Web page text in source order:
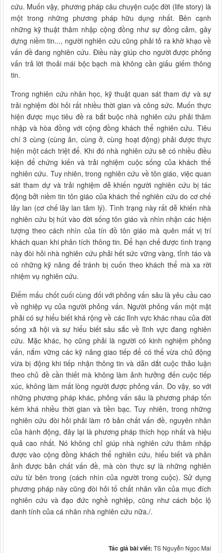
cứu. Muốn vậy, phương pháp câu chuyện cuộc đời (life story) là
một trong những phương pháp hữu dụng nhất. Bên cạnh
những kỹ thuật thâm nhập cộng đồng như sự đồng cảm, gây
dựng niềm tin..., người nghiên cứu cũng phải tỏ ra khờ khạo về
vấn đề đang nghiên cứu. Điều này giúp cho người được phỏng
vấn trả lời thoải mái bộc bạch mà không cần giấu giếm thông
tin.
Trong nghiên cứu nhân học, kỹ thuật quan sát tham dự và sự
trải nghiệm đòi hỏi rất nhiều thời gian và công sức. Muốn thực
hiện được mục tiêu đề ra bắt buộc nhà nghiên cứu phải thâm
nhập và hòa đồng với cộng đồng khách thể nghiên cứu. Tiêu
chí 3 cùng (cùng ăn, cùng ở, cùng hoạt động) phải được thực
hiện một cách triệt để. Khi đó nhà nghiên cứu sẽ có nhiều điều
kiện để chứng kiến và trải nghiệm cuộc sống của khách thể
nghiên cứu. Tuy nhiên, trong nghiên cứu về tôn giáo, việc quan
sát tham dự và trải nghiệm dễ khiến người nghiên cứu bị tác
động bởi niềm tin tôn giáo của khách thể nghiên cứu do cơ chế
lây lan (cơ chế lây lan tâm lý). Tình trạng này rất dễ khiến nhà
nghiên cứu bị hút vào đời sống tôn giáo và nhìn nhận các hiện
tượng theo cách nhìn của tín đồ tôn giáo mà quên mất vị trí
khách quan khi phân tích thông tin. Để hạn chế được tình trạng
này đòi hỏi nhà nghiên cứu phải hết sức vững vàng, tỉnh táo và
có những kỹ năng để tránh bị cuốn theo khách thể mà xa rời
nhiệm vụ nghiên cứu.
Điểm mấu chốt cuối cùng đối với phỏng vấn sâu là yêu cầu cao
về nghiệp vụ của người phỏng vấn. Người phỏng vấn một mặt
phải có sự hiểu biết khá rộng về các lĩnh vực khác nhau của đời
sống xã hội và sự hiểu biết sâu sắc về lĩnh vực đang nghiên
cứu. Mặc khác, họ cũng phải là người có kinh nghiệm phỏng
vấn, nắm vững các kỹ năng giao tiếp để có thể vừa chủ động
vừa bị động khi tiếp nhận thông tin và dẫn dắt cuộc thảo luận
theo chủ đề cần thiết mà không làm ảnh hưởng đến cuộc tiếp
xúc, không làm mất lòng người được phỏng vấn. Do vậy, so với
những phương pháp khác, phỏng vấn sâu là phương pháp tốn
kém khá nhiều thời gian và tiền bạc. Tuy nhiên, trong những
nghiên cứu đòi hỏi phải làm rõ bản chất vấn đề, nguyên nhân
của hành động, đây lại là phương pháp thích họp nhất và hiệu
quả cao nhất. Nó không chỉ giúp nhà nghiên cứu thâm nhập
được vào cộng đồng khách thể nghiên cứu, hiểu biết và phản
ảnh được bản chất vấn đề, mà còn thực sự là những nghiên
cứu từ bên trong (cách nhìn của người trong cuộc). Sử dụng
phương pháp này cũng đòi hỏi tố chất nhân văn của mục đích
nghiên cứu và đạo đức nghề nghiệp, cũng như cách bộc lộ
danh tính của cá nhân nhà nghiên cứu nữa./.
Tác giả bài viết: TS Nguyễn Ngọc Mai